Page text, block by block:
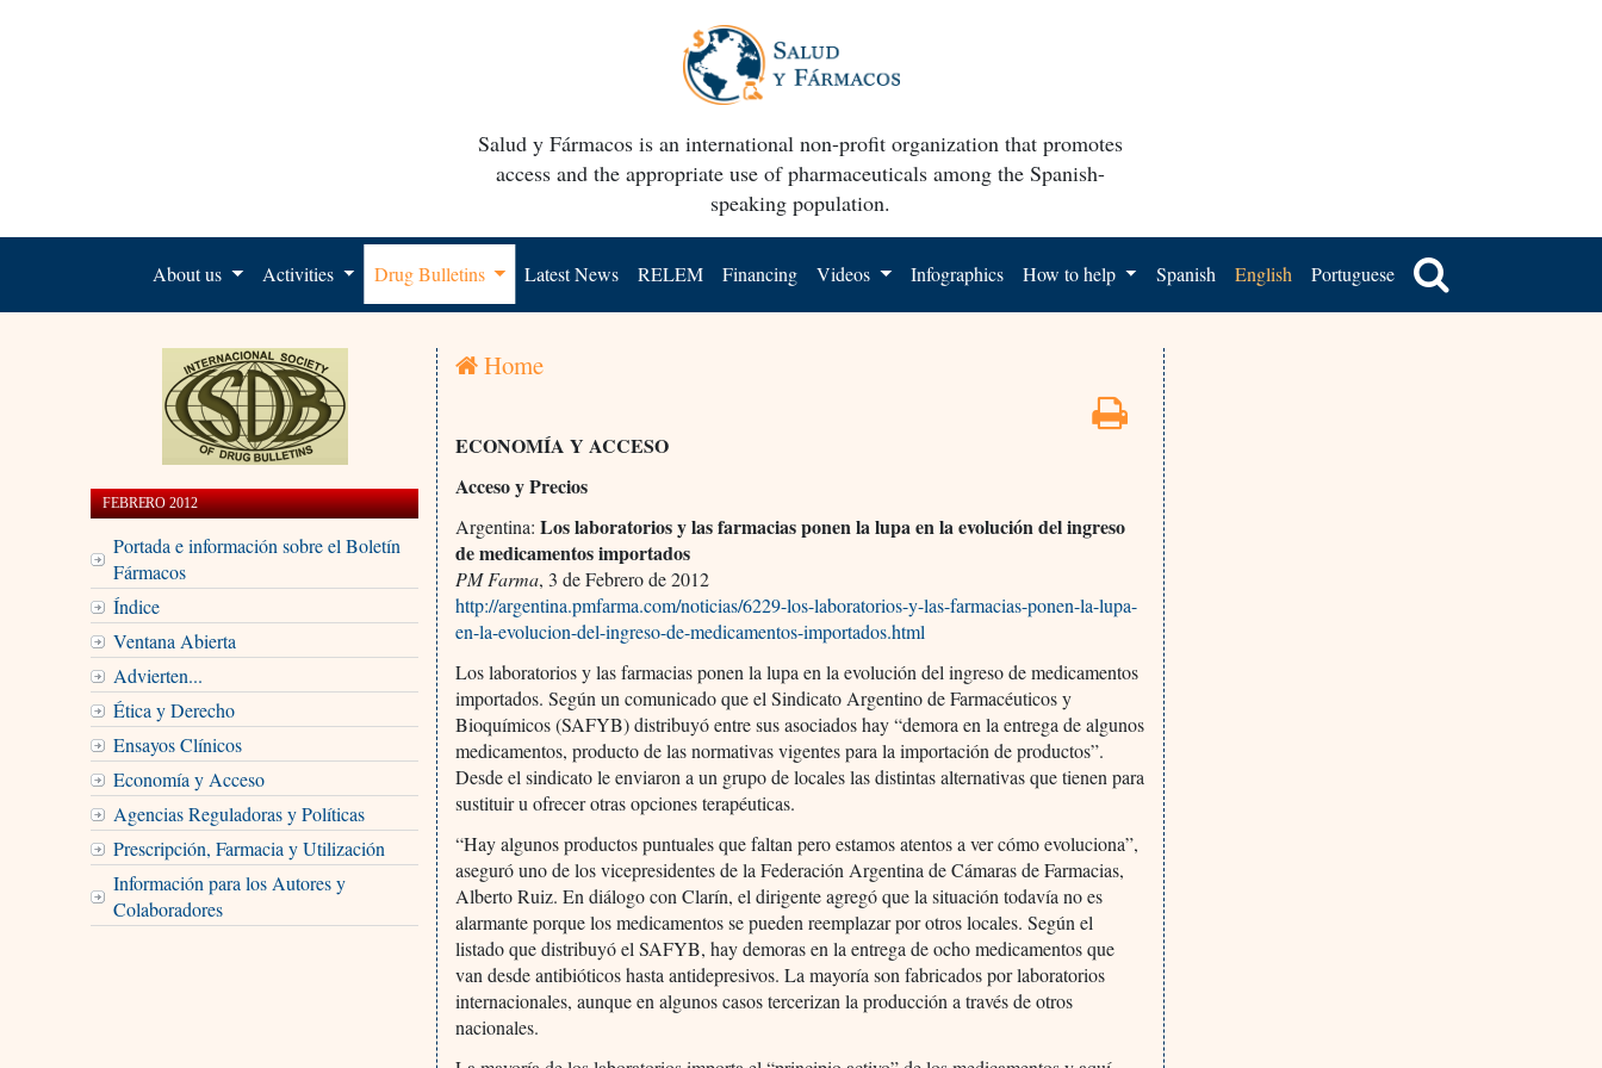
Salud y Fármacos is an international non-profit organization that promotes
access and the appropriate use of pharmaceuticals among the Spanish-
speaking population.
About us Activities Drug Bulletins Latest News RELEM Financing Videos Infographics How to help Spanish English Portuguese
FEBRERO 2012
Portada e información sobre el Boletín
Fármacos
Índice
Ventana Abierta
Advierten...
Ética y Derecho
Ensayos Clínicos
Economía y Acceso
Agencias Reguladoras y Políticas
Prescripción, Farmacia y Utilización
Información para los Autores y
Colaboradores
Home
ECONOMÍA Y ACCESO
Acceso y Precios
Argentina: Los laboratorios y las farmacias ponen la lupa en la evolución del ingreso
de medicamentos importados
PM Farma, 3 de Febrero de 2012
http://argentina.pmfarma.com/noticias/6229-los-laboratorios-y-las-farmacias-ponen-la-lupa-
en-la-evolucion-del-ingreso-de-medicamentos-importados.html
Los laboratorios y las farmacias ponen la lupa en la evolución del ingreso de medicamentos
importados. Según un comunicado que el Sindicato Argentino de Farmacéuticos y
Bioquímicos (SAFYB) distribuyó entre sus asociados hay “demora en la entrega de algunos
medicamentos, producto de las normativas vigentes para la importación de productos”.
Desde el sindicato le enviaron a un grupo de locales las distintas alternativas que tienen para
sustituir u ofrecer otras opciones terapéuticas.
“Hay algunos productos puntuales que faltan pero estamos atentos a ver cómo evoluciona”,
aseguró uno de los vicepresidentes de la Federación Argentina de Cámaras de Farmacias,
Alberto Ruiz. En diálogo con Clarín, el dirigente agregó que la situación todavía no es
alarmante porque los medicamentos se pueden reemplazar por otros locales. Según el
listado que distribuyó el SAFYB, hay demoras en la entrega de ocho medicamentos que
van desde antibióticos hasta antidepresivos. La mayoría son fabricados por laboratorios
internacionales, aunque en algunos casos tercerizan la producción a través de otros
nacionales.